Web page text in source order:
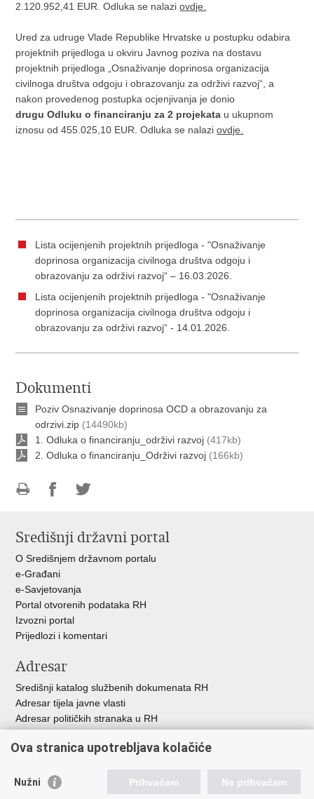
2.120.952,41 EUR. Odluka se nalaziovdje.
Ured za udruge Vlade Republike Hrvatske u postupku odabira
projektnih prijedloga u okviru Javnog poziva na dostavu
projektnih prijedloga „Osnaživanje doprinosa organizacija
civilnoga društva odgoju i obrazovanju za održivi razvoj“, a
nakon provedenog postupka ocjenjivanja je donio
drugu Odluku o financiranju za 2 projekata u ukupnom
iznosu od 455.025,10 EUR. Odluka se nalaziovdje.
Lista ocijenjenih projektnih prijedloga - "Osnaživanje
doprinosa organizacija civilnoga društva odgoju i
obrazovanju za održivi razvoj“ – 16.03.2026.
Lista ocijenjenih projektnih prijedloga - "Osnaživanje
doprinosa organizacija civilnoga društva odgoju i
obrazovanju za održivi razvoj“ - 14.01.2026.
Dokumenti
Poziv Osnazivanje doprinosa OCD a obrazovanju za
odrzivi.zip (14490kb)
1. Odluka o financiranju_održivi razvoj (417kb)
2. Odluka o financiranju_Održivi razvoj (166kb)
FacebookuTwitteru
Središnji državni portal
O Središnjem državnom portalu
e-Građani
e-Savjetovanja
Portal otvorenih podataka RH
Izvozni portal
Prijedlozi i komentari
Adresar
Središnji katalog službenih dokumenata RH
Adresar tijela javne vlasti
Adresar političkih stranaka u RH
Besplatni telefoni javne uprave
Ova stranica upotrebljava kolačiće
Nužni Prihvaćam Ne prihvaćam